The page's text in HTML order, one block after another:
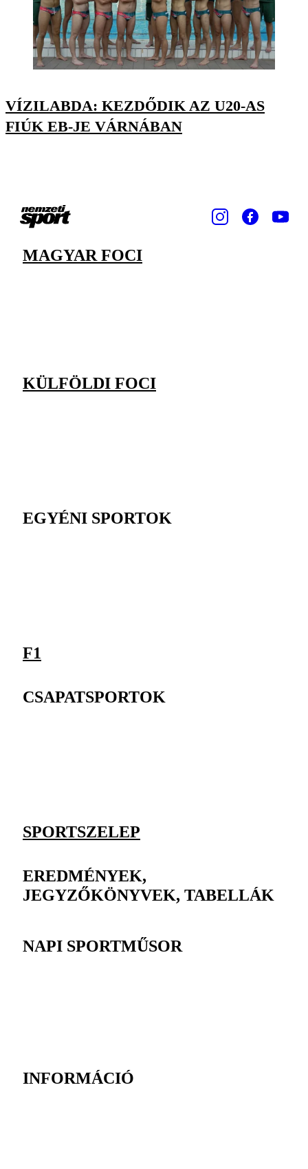
VÍZILABDA: KEZDŐDIK AZ U20-AS
FIÚK EB-JE VÁRNÁBAN
MAGYAR FOCI
KÜLFÖLDI FOCI
EGYÉNI SPORTOK
F1
CSAPATSPORTOK
SPORTSZELEP
EREDMÉNYEK,
JEGYZŐKÖNYVEK, TABELLÁK
NAPI SPORTMŰSOR
INFORMÁCIÓ